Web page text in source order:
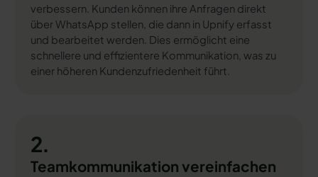
verbessern. Kunden können ihre Anfragen direkt
über WhatsApp stellen, die dann in Upnify erfasst
und bearbeitet werden. Dies ermöglicht eine
schnellere und effizientere Kommunikation, was zu
einer höheren Kundenzufriedenheit führt.
2.
Teamkommunikation vereinfachen